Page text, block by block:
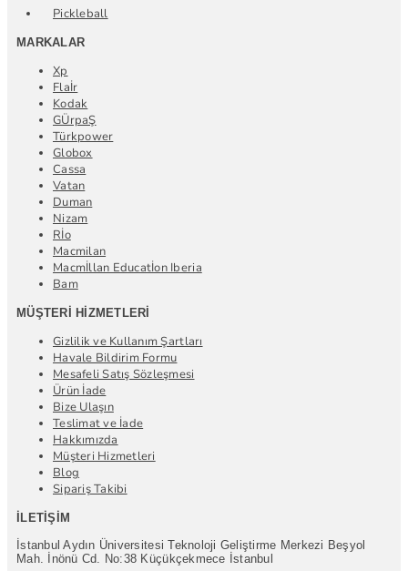
Pickleball
MARKALAR
Xp
Flaİr
Kodak
GÜrpaŞ
Türkpower
Globox
Cassa
Vatan
Duman
Nizam
Rİo
Macmilan
Macmİllan Educatİon Iberia
Bam
MÜŞTERI HIZMETLERI
Gizlilik ve Kullanım Şartları
Havale Bildirim Formu
Mesafeli Satış Sözleşmesi
Ürün İade
Bize Ulaşın
Teslimat ve İade
Hakkımızda
Müşteri Hizmetleri
Blog
Sipariş Takibi
İLETIŞIM
İstanbul Aydın Üniversitesi Teknoloji Geliştirme Merkezi Beşyol
Mah. İnönü Cd. No:38 Küçükçekmece İstanbul